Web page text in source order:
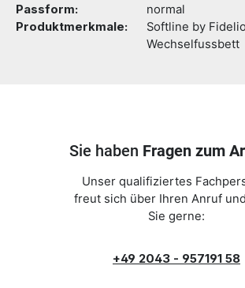
Passform:
normal
Produktmerkmale:
Softline by
Wechselfussbett
Sie haben Fragen zum
Unser qualifiziertes
freut sich über Ihren Anruf
Sie gerne:
+49 2043 - 957191 58